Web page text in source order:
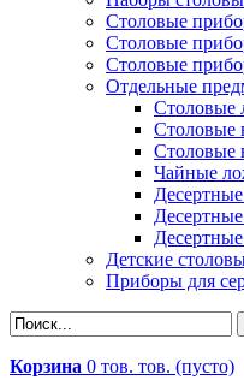
Столовые
Столовые
Столовые
Отдельные
Столовые
Столовые
Столовые
Чайные
Детские
Приборы для
Корзина 0 тов. тов. (пусто)